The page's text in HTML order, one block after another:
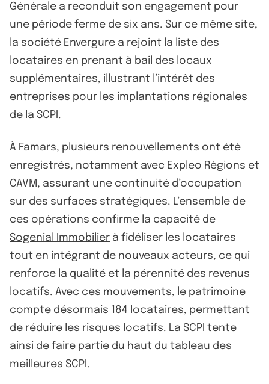
Générale a reconduit son engagement pour
une période ferme de six ans. Sur ce même site,
la société Envergure a rejoint la liste des
locataires en prenant à bail des locaux
supplémentaires, illustrant l’intérêt des
entreprises pour les implantations régionales
de la SCPI .
À Famars, plusieurs renouvellements ont été
enregistrés, notamment avec Expleo Régions et
CAVM, assurant une continuité d’occupation
sur des surfaces stratégiques. L’ensemble de
ces opérations confirme la capacité de
Sogenial Immobilier à fidéliser les locataires
tout en intégrant de nouveaux acteurs, ce qui
renforce la qualité et la pérennité des revenus
locatifs. Avec ces mouvements, le patrimoine
compte désormais 184 locataires, permettant
de réduire les risques locatifs. La SCPI tente
ainsi de faire partie du haut du tableau des
meilleures SCPI .